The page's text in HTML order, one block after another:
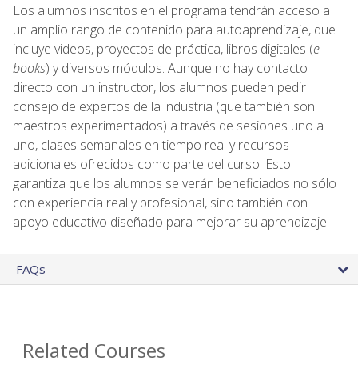
Los alumnos inscritos en el programa tendrán acceso a
un amplio rango de contenido para autoaprendizaje, que
incluye videos, proyectos de práctica, libros digitales (e-
books) y diversos módulos. Aunque no hay contacto
directo con un instructor, los alumnos pueden pedir
consejo de expertos de la industria (que también son
maestros experimentados) a través de sesiones uno a
uno, clases semanales en tiempo real y recursos
adicionales ofrecidos como parte del curso. Esto
garantiza que los alumnos se verán beneficiados no sólo
con experiencia real y profesional, sino también con
apoyo educativo diseñado para mejorar su aprendizaje.
FAQs
Related Courses